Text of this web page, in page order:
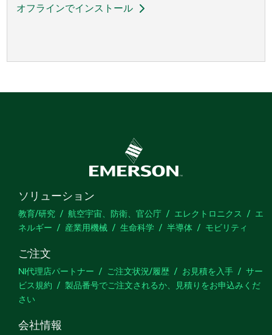
オフラインでインストール
ソリューション
教育/研究 航空宇宙、防衛、官公庁 エレクトロニクス
エ
ネルギー
産業用機械 生命科学 半導体 モビリティ
ご注文
NI代理店パートナー ご注文状況/履歴 お見積を入手
サー
ビス規約
製品番号でご注文されるか、見積りをお申込みくだ
さい
会社情報